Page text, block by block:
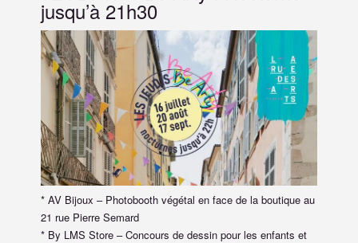
jusqu’à 21h30
* AV Bijoux – Photobooth végétal en face de la boutique au
21 rue Pierre Semard
* By LMS Store – Concours de dessin pour les enfants et